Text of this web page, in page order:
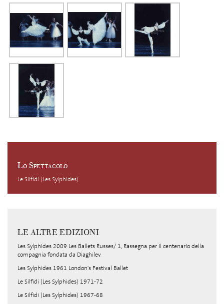
Lo Spettacolo
Le Silfidi (Les Sylphides)
LE ALTRE EDIZIONI
Les Sylphides 2009 Les Ballets Russes/ 1, Rassegna per il centenario della
compagnia fondata da Diaghilev
Les Sylphides 1961 London's Festival Ballet
Le Silfidi (Les Sylphides) 1971-72
Le Silfidi (Les Sylphides) 1967-68